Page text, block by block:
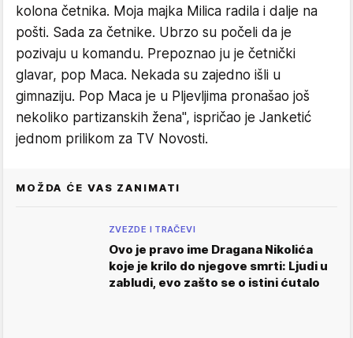
kolona četnika. Moja majka Milica radila i dalje na
pošti. Sada za četnike. Ubrzo su počeli da je
pozivaju u komandu. Prepoznao ju je četnički
glavar, pop Maca. Nekada su zajedno išli u
gimnaziju. Pop Maca je u Pljevljima pronašao još
nekoliko partizanskih žena", ispričao je Janketić
jednom prilikom za TV Novosti.
MOŽDA ĆE VAS ZANIMATI
ZVEZDE I TRAČEVI
Ovo je pravo ime Dragana Nikolića
koje je krilo do njegove smrti: Ljudi u
zabludi, evo zašto se o istini ćutalo